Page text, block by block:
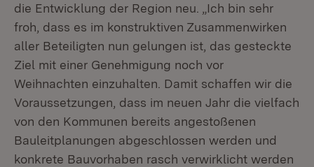
die Entwicklung der Region neu. „Ich bin sehr
froh, dass es im konstruktiven Zusammenwirken
aller Beteiligten nun gelungen ist, das gesteckte
Ziel mit einer Genehmigung noch vor
Weihnachten einzuhalten. Damit schaffen wir die
Voraussetzungen, dass im neuen Jahr die vielfach
von den Kommunen bereits angestoßenen
Bauleitplanungen abgeschlossen werden und
konkrete Bauvorhaben rasch verwirklicht werden